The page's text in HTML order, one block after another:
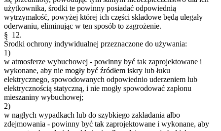
użytkownika, środki te powinny posiadać odpowiednią
wytrzymałość, powyżej której ich części składowe będą ulegały
oderwaniu, eliminując w ten sposób to zagrożenie.
§ 12.
Środki ochrony indywidualnej przeznaczone do używania:
1)
w atmosferze wybuchowej - powinny być tak zaprojektowane i
wykonane, aby nie mogły być źródłem iskry lub łuku
elektrycznego, spowodowanych odpowiednio uderzeniem lub
elektrycznością statyczną, i nie mogły spowodować zapłonu
mieszaniny wybuchowej;
2)
w nagłych wypadkach lub do szybkiego zakładania albo
zdejmowania - powinny być tak zaprojektowane i wykonane, aby